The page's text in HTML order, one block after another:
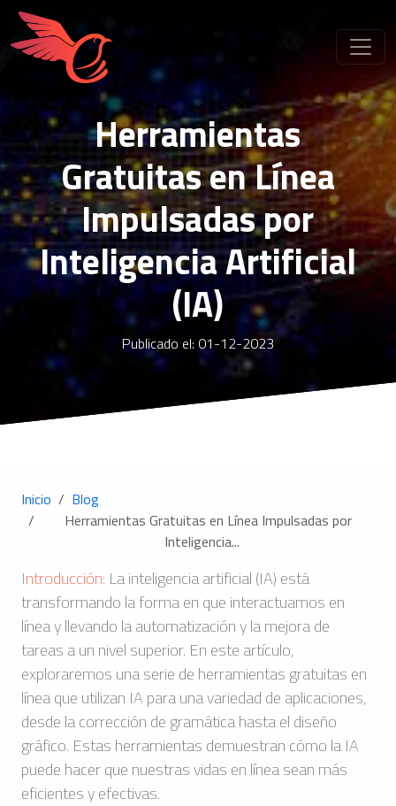
Herramientas
Gratuitas en Línea
Impulsadas por
Inteligencia Artificial
(IA)
Publicado el: 01-12-2023
Inicio
Blog
Herramientas Gratuitas en Línea Impulsadas por
Inteligencia...
Introducción: La inteligencia artificial (IA) está
transformando la forma en que interactuamos en
línea y llevando la automatización y la mejora de
tareas a un nivel superior. En este artículo,
exploraremos una serie de herramientas gratuitas en
línea que utilizan IA para una variedad de aplicaciones,
desde la corrección de gramática hasta el diseño
gráfico. Estas herramientas demuestran cómo la IA
puede hacer que nuestras vidas en línea sean más
eficientes y efectivas.